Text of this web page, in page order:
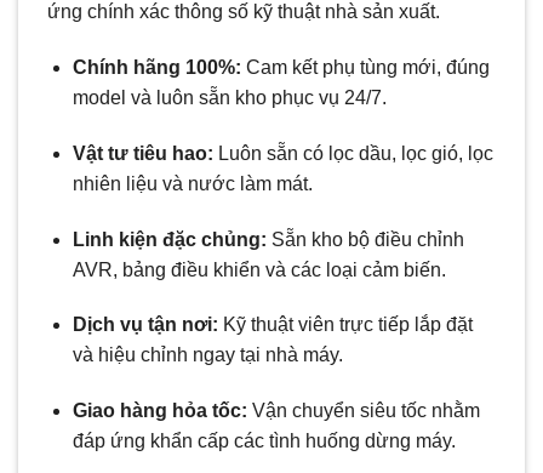
ứng chính xác thông số kỹ thuật nhà sản xuất.
Chính hãng 100%: Cam kết phụ tùng mới, đúng
model và luôn sẵn kho phục vụ 24/7.
Vật tư tiêu hao: Luôn sẵn có lọc dầu, lọc gió, lọc
nhiên liệu và nước làm mát.
Linh kiện đặc chủng: Sẵn kho bộ điều chỉnh
AVR, bảng điều khiển và các loại cảm biến.
Dịch vụ tận nơi: Kỹ thuật viên trực tiếp lắp đặt
và hiệu chỉnh ngay tại nhà máy.
Giao hàng hỏa tốc: Vận chuyển siêu tốc nhằm
đáp ứng khẩn cấp các tình huống dừng máy.